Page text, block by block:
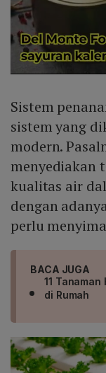
Sistem
sistem yang
modern.
menyediakan
kualitas air
dengan
perlu
BACA JUGA
11
di Rumah